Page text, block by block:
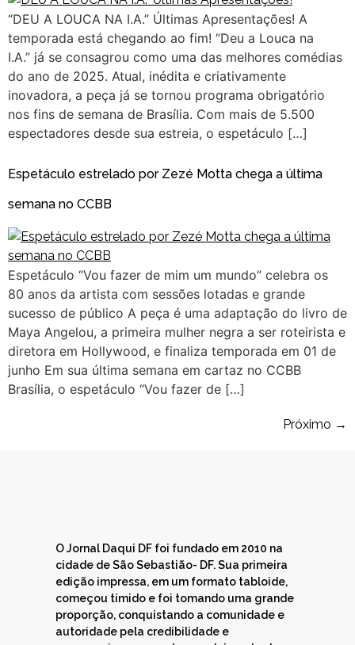
“DEU A LOUCA NA I.A.” Últimas Apresentações! A
temporada está chegando ao fim! “Deu a Louca na
I.A.” já se consagrou como uma das melhores comédias
do ano de 2025. Atual, inédita e criativamente
inovadora, a peça já se tornou programa obrigatório
nos fins de semana de Brasília. Com mais de 5.500
espectadores desde sua estreia, o espetáculo […]
Espetáculo estrelado por Zezé Motta chega a última
semana no CCBB
Espetáculo “Vou fazer de mim um mundo” celebra os
80 anos da artista com sessões lotadas e grande
sucesso de público A peça é uma adaptação do livro de
Maya Angelou, a primeira mulher negra a ser roteirista e
diretora em Hollywood, e finaliza temporada em 01 de
junho Em sua última semana em cartaz no CCBB
Brasília, o espetáculo “Vou fazer de […]
Próximo →
O Jornal Daqui DF foi fundado em 2010 na
cidade de São Sebastião- DF. Sua primeira
edição impressa, em um formato tabloide,
começou tímido e foi tomando uma grande
proporção, conquistando a comunidade e
autoridade pela credibilidade e